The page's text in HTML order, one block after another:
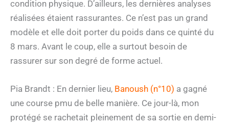
condition physique. D’ailleurs, les dernières analyses
réalisées étaient rassurantes. Ce n’est pas un grand
modèle et elle doit porter du poids dans ce quinté du
8 mars. Avant le coup, elle a surtout besoin de
rassurer sur son degré de forme actuel.
Pia Brandt : En dernier lieu, Banoush (n°10) a gagné
une course pmu de belle manière. Ce jour-là, mon
protégé se rachetait pleinement de sa sortie en demi-